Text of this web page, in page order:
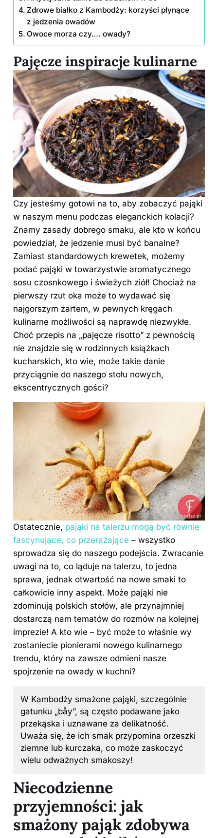
Zdrowe białko z Kambodży: korzyści płynące
z jedzenia owadów
Owoce morza czy…. owady?
Pajęcze inspiracje kulinarne
Czy jesteśmy gotowi na to, aby zobaczyć pająki
w naszym menu podczas eleganckich kolacji?
Znamy zasady dobrego smaku, ale kto w końcu
powiedział, że jedzenie musi być banalne?
Zamiast standardowych krewetek, możemy
podać pająki w towarzystwie aromatycznego
sosu czosnkowego i świeżych ziół! Chociaż na
pierwszy rzut oka może to wydawać się
najgorszym żartem, w pewnych kręgach
kulinarne możliwości są naprawdę niezwykłe.
Choć przepis na „pajęcze risotto” z pewnością
nie znajdzie się w rodzinnych książkach
kucharskich, kto wie, może takie danie
przyciągnie do naszego stołu nowych,
ekscentrycznych gości?
Ostatecznie, pająki na talerzu mogą być równie
fascynujące, co przerażające – wszystko
sprowadza się do naszego podejścia. Zwracanie
uwagi na to, co ląduje na talerzu, to jedna
sprawa, jednak otwartość na nowe smaki to
całkowicie inny aspekt. Może pająki nie
zdominują polskich stołów, ale przynajmniej
dostarczą nam tematów do rozmów na kolejnej
imprezie! A kto wie – być może to właśnie wy
zostaniecie pionierami nowego kulinarnego
trendu, który na zawsze odmieni nasze
spojrzenie na owady w kuchni?
W Kambodży smażone pająki, szczególnie
gatunku „bẫy”, są często podawane jako
przekąska i uznawane za delikatność.
Uważa się, że ich smak przypomina orzeszki
ziemne lub kurczaka, co może zaskoczyć
wielu odważnych smakoszy!
Niecodzienne
przyjemności: jak
smażony pająk zdobywa